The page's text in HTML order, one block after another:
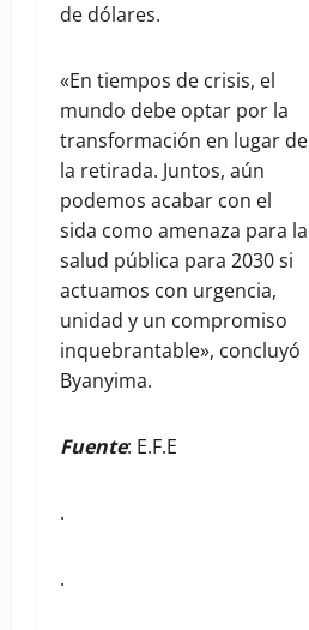
de dólares.
«En tiempos de crisis, el
mundo debe optar por la
transformación en lugar de
la retirada. Juntos, aún
podemos acabar con el
sida como amenaza para la
salud pública para 2030 si
actuamos con urgencia,
unidad y un compromiso
inquebrantable», concluyó
Byanyima.
Fuente: E.F.E
.
.